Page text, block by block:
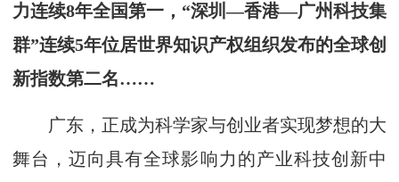
力连续8年全国第一，“深圳—香港—广州科技集
群”连续5年位居世界知识产权组织发布的全球创
新指数第二名……
广东，正成为科学家与创业者实现梦想的大
舞台，迈向具有全球影响力的产业科技创新中